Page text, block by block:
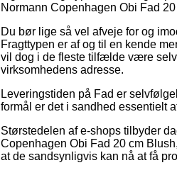
Normann Copenhagen Obi Fad
Du bør lige så vel afveje for og
Fragttypen er af og til en kende
vil dog i de fleste tilfælde være
virksomhedens adresse.
Leveringstiden på Fad er
formål er det i sandhed essentielt
Størstedelen af e-shops tilbyder
Copenhagen Obi Fad 20 cm
at de sandsynligvis kan nå at få